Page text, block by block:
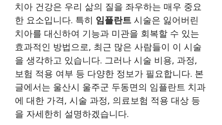
치아 건강은 우리 삶의 질을 좌우하는 매우 중요
한 요소입니다. 특히 임플란트 시술은 잃어버린
치아를 대신하여 기능과 미관을 회복할 수 있는
효과적인 방법으로, 최근 많은 사람들이 이 시술
을 생각하고 있습니다. 그러나 시술 비용, 과정,
보험 적용 여부 등 다양한 정보가 필요합니다. 본
글에서는 울산시 울주군 두동면의 임플란트 치과
에 대한 가격, 시술 과정, 의료보험 적용 대상 등
을 자세한히 설명하겠습니다.